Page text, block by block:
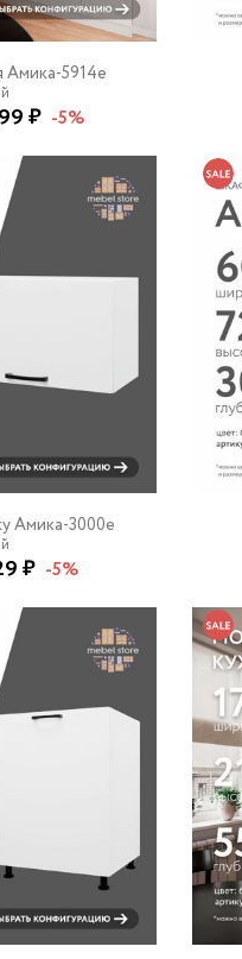
Амика-5914e
₽ -5%
Амика-3000e
₽ -5%